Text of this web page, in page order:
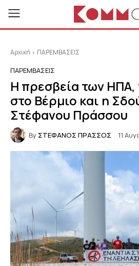
Αρχική ΠΑΡΕΜΒΑΣΕΙΣ
ΠΑΡΕΜΒΑΣΕΙΣ
Η πρεσβεία των ΗΠΑ,
στο Βέρμιο και η
Στέφανου Πράσσου
By ΣΤΕΦΑΝΟΣ ΠΡΑΣΣΟΣ 11